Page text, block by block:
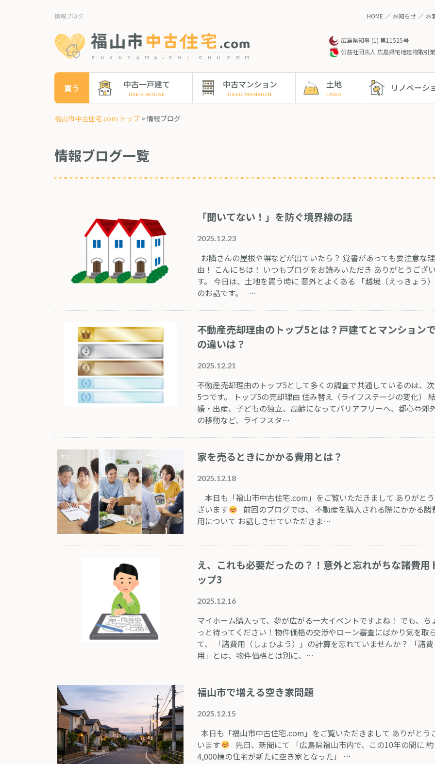
情報ブログ HOME お知らせ お
広島県知事 (1) 第11525号
公益社団法人 広島県宅地建物取引
買う 中古一戸建て 中古マンション 土地 リノベーシ
福山市中古住宅.com トップ > 情報ブログ
情報ブログ一覧
「聞いてない！」を防ぐ境界線の話
2025.12.23
お隣さんの屋根や塀などが出ていたら？ 覚書があっても要注意な理
由！ こんにちは！ いつもブログをお読みいただき ありがとうござ
す。 今日は、土地を買う時に 意外とよくある 「越境（えっきょう）
のお話です。 …
不動産売却理由のトップ5とは？戸建てとマンションで
の違いは？
2025.12.21
不動産売却理由のトップ5として多くの調査で共通しているのは、
5つです。​ トップ5の売却理由 住み替え（ライフステージの変化） 結
婚・出産、子どもの独立、高齢になってバリアフリーへ、都心⇔郊
の移動など、ライフスタ…
家を売るときにかかる費用とは？
2025.12.18
本日も「福山市中古住宅.com」をご覧いただきまして ありがと
ざいます
前回のブログでは、 不動産を購入される際にかかる諸
用について お話しさせていただきま…
え、これも必要だったの？！意外と忘れがちな諸費用
ップ3
2025.12.16
マイホーム購入って、夢が広がる一大イベントですよね！ でも、ち
っと待ってください！物件価格の交渉やローン審査にばかり気を取
て、 「諸費用（しょひよう）」の計算を忘れていませんか？ 「諸費
用」とは、物件価格とは別に、…
福山市で増える空き家問題
2025.12.15
本日も「福山市中古住宅.com」をご覧いただきまして ありがとう
います
先日、新聞にて 「広島県福山市内で、この10年の間に 約
4,000棟の住宅が新たに空き家となった」 …